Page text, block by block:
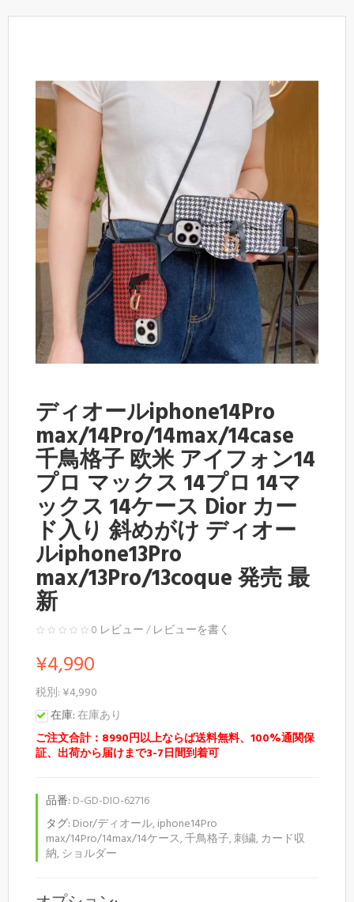
ディオールiphone14Pro
max/14Pro/14max/14case
千鳥格子 欧米 アイフォン14
プロ マックス 14プロ 14マ
ックス 14ケース Dior カー
ド入り 斜めがけ ディオー
ルiphone13Pro
max/13Pro/13coque 発売 最
新
0 レビュー/レビューを書く
¥4,990
税別: ¥4,990
在庫:在庫あり
ご注文合計：8990円以上ならば送料無料、100%通関保
証、出荷から届けまで3-7日間到着可
品番: D-GD-DIO-62716
タグ: Dior/ディオール,iphone14Pro
max/14Pro/14max/14ケース,千鳥格子,刺繍,カード収
納, ショルダー